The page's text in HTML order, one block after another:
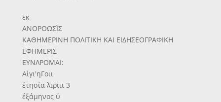
εκ
ΑΝΟΡΟΩΣΪΣ
ΚΑΘΗΜΕΡΙΝΗ ΠΟΛΙΤΙΚΗ ΚΑΙ ΕΙΔΗΣΕΟΓΡΑΦΙΚΗ
ΕΦΗΜΕΡΙΣ
ΕΥΝΛΡΟΜΑΙ:
Αίγι'ηΓοιι
έτησία λϊριιι 3
έξάμηνος ύ